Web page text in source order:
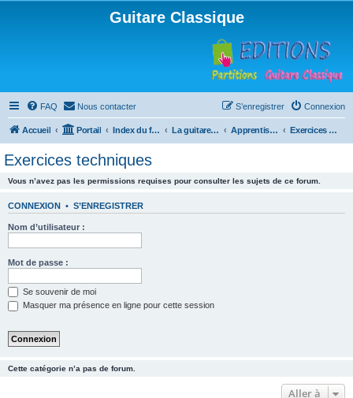
Guitare Classique
FAQ Nous contacter Connexion
S’enregistrer
Accueil Portail Index du forum La guitare : instrument, cours et théorie Apprentissage et enseignement de la guitare Exercices techniques
Exercices techniques
Vous n’avez pas les permissions requises pour consulter les sujets de ce forum.
CONNEXION • S’ENREGISTRER
Nom d’utilisateur :
Mot de passe :
Se souvenir de moi
Masquer ma présence en ligne pour cette session
Cette catégorie n’a pas de forum.
Aller à